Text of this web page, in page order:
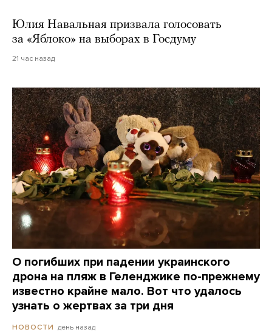
Юлия Навальная призвала голосовать
за «Яблоко» на выборах в Госдуму
21 час назад
О погибших при падении украинского
дрона на пляж в Геленджике по-прежнему
известно крайне мало. Вот что удалось
узнать о жертвах за три дня
НОВОСТИ день назад